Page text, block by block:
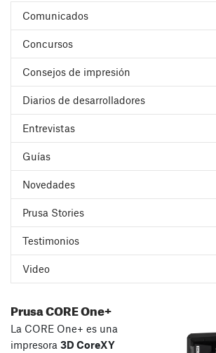
Comunicados
Concursos
Consejos de impresión
Diarios de desarrolladores
Entrevistas
Guías
Novedades
Prusa Stories
Testimonios
Video
Prusa CORE One+
La CORE One+ es una
impresora 3D CoreXY